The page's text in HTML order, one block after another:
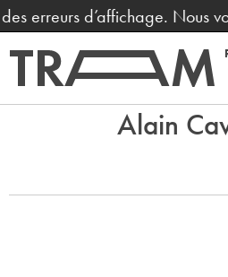
erreurs d’affichage. Nous
Alain